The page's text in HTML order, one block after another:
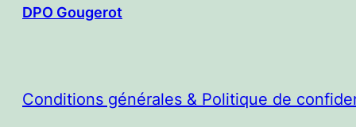
DPO Gougerot
Conditions générales & Politique de